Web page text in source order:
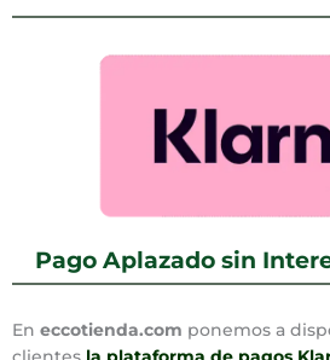
Pago Aplazado sin
En eccotienda.com ponemos a